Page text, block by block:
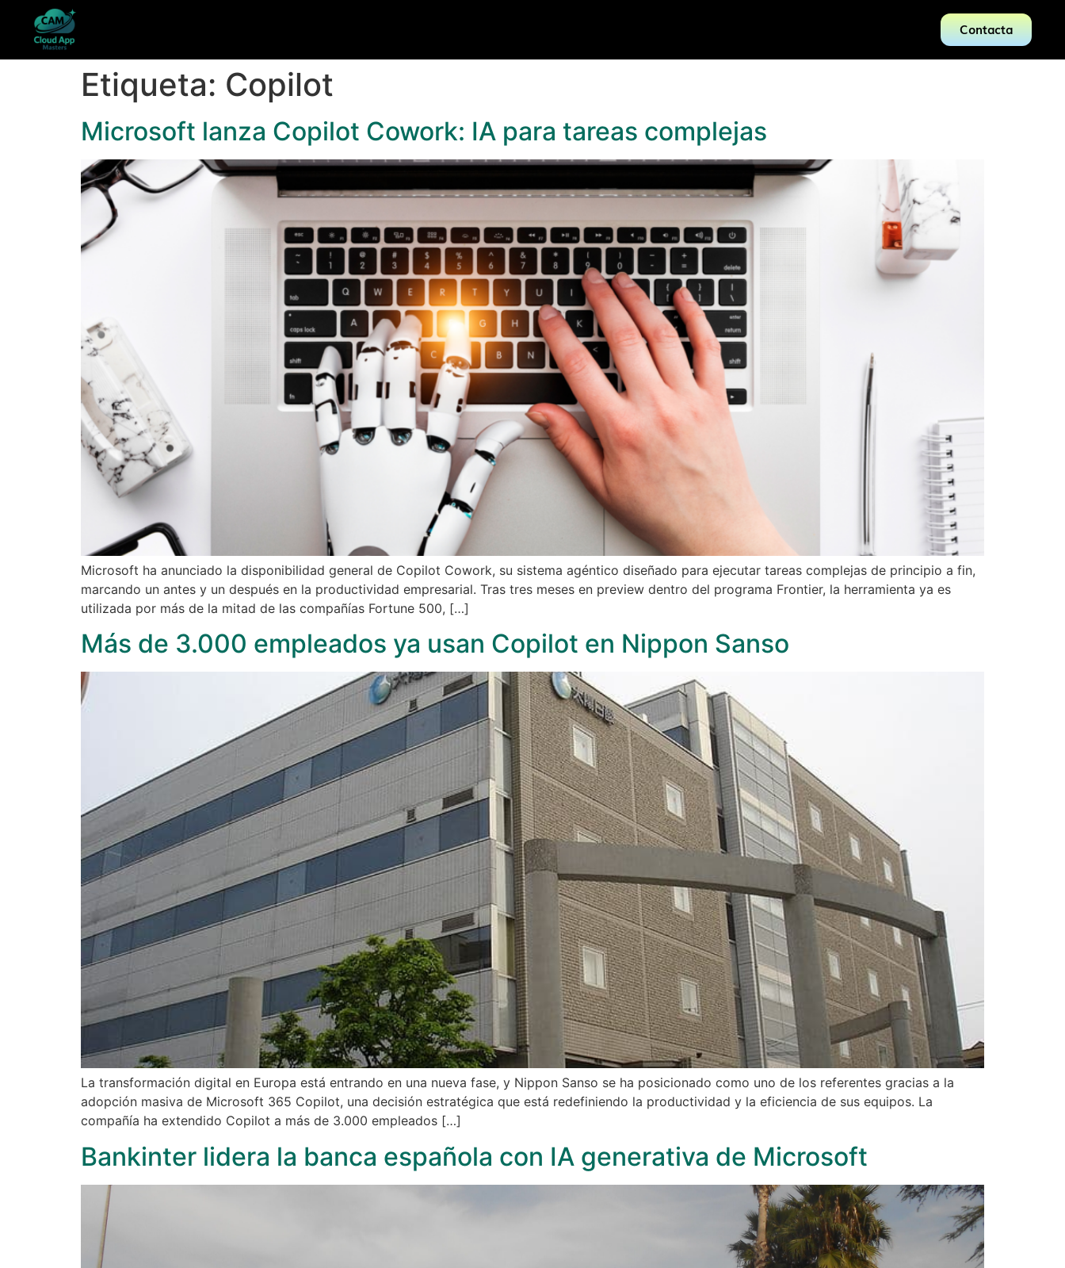
Contacta
Etiqueta: Copilot
Microsoft lanza Copilot Cowork: IA para tareas complejas
Microsoft ha anunciado la disponibilidad general de Copilot Cowork, su sistema agéntico diseñado para ejecutar tareas complejas de principio a fin,
marcando un antes y un después en la productividad empresarial. Tras tres meses en preview dentro del programa Frontier, la herramienta ya es
utilizada por más de la mitad de las compañías Fortune 500, […]
Más de 3.000 empleados ya usan Copilot en Nippon Sanso
La transformación digital en Europa está entrando en una nueva fase, y Nippon Sanso se ha posicionado como uno de los referentes gracias a la
adopción masiva de Microsoft 365 Copilot, una decisión estratégica que está redefiniendo la productividad y la eficiencia de sus equipos. La
compañía ha extendido Copilot a más de 3.000 empleados […]
Bankinter lidera la banca española con IA generativa de Microsoft